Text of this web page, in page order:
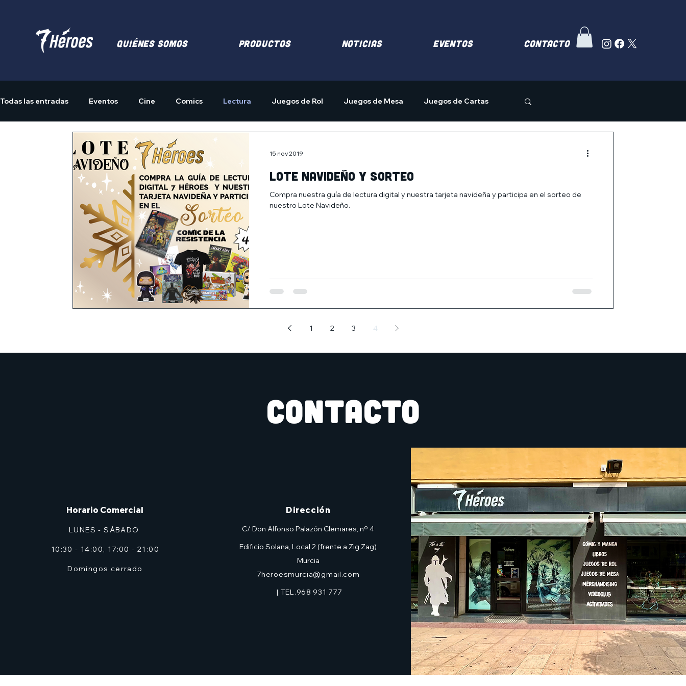
Quiénes somos PRODUCTOS NOTICIAS EVENTOS Contacto
Todas las entradas Eventos Cine Comics Lectura Juegos de Rol Juegos de Mesa Juegos de Cartas
Merchandising
Lote navideño y SORTEO
Compra nuestra guía de lectura digital y nuestra tarjeta navideña y participa en el sorteo de
nuestro Lote Navideño.
15 nov 2019
1 2 3 4
CONTACTO
Horario Comercial
LUNES - SÁBADO
10:30 - 14:00, 17:00 - 21:00
Domingos cerrado
Dirección
C/ Don Alfonso Palazón Clemares, nº 4
Edificio Solana, Local 2 (frente a Zig Zag)
Murcia
7heroesmurcia@gmail.com
| TEL.968 931 777